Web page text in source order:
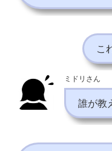
こ
ミドリさん
誰が教